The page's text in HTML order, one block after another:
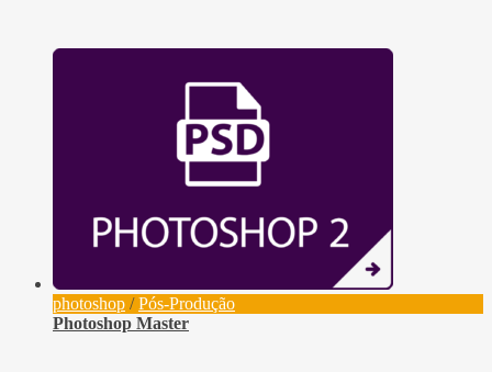
photoshop /Pós-Produção
Photoshop Master